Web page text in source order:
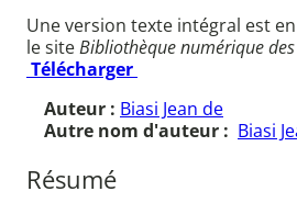
Une version texte intégral est
le siteBibliothèque numérique des
Télécharger
Auteur : Biasi Jean de
Autre nom d'auteur : Biasi
Résumé